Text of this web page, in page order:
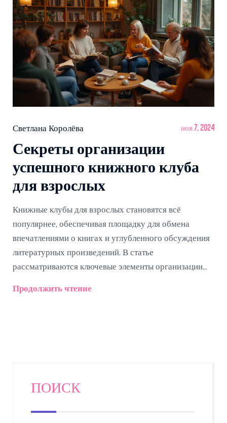
Светлана Королёва ноя 7, 2024
Секреты организации
успешного книжного клуба
для взрослых
Книжные клубы для взрослых становятся всё
популярнее, обеспечивая площадку для обмена
впечатлениями о книгах и углубленного обсуждения
литературных произведений. В статье
рассматриваются ключевые элементы организации
установление правил обсуждения и создание
Продолжить чтение
ПОИСК